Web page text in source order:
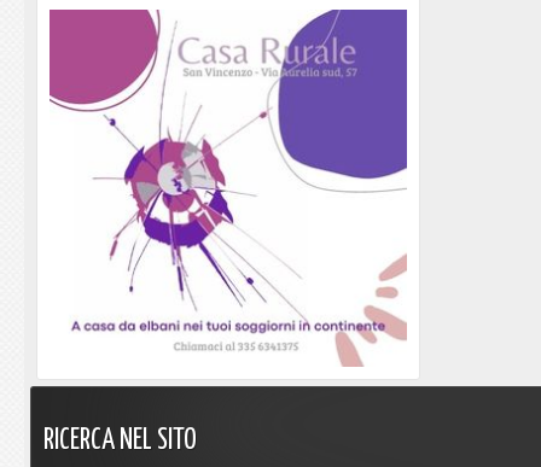
RICERCA NEL SITO